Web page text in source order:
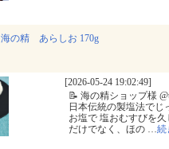
海の精 あらしお 170g
[2026-05-24 19:02:49]
📝 海の精ショップ様
日本伝統の製塩法でじ
お塩で 塩おむすびを
だけでなく、ほの …続